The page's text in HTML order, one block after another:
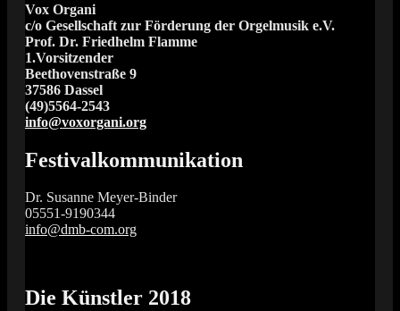
Vox Organi
c/o Gesellschaft zur Förderung der Orgelmusik e.V.
Prof. Dr. Friedhelm Flamme
1.Vorsitzender
Beethovenstraße 9
37586 Dassel
(49)5564-2543
info@voxorgani.org
Festivalkommunikation
Dr. Susanne Meyer-Binder
05551-9190344
info@dmb-com.org
Vox Organi
Die Künstler 2018